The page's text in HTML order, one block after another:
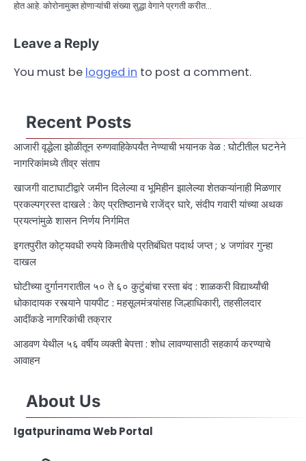
होत आहे. कोरोनामुक्त होणाऱ्यांची संख्या सुद्धा वेगाने प्रगती करीत…
Leave a Reply
You must be logged in to post a comment.
Recent Posts
आजारी वृद्धेला झोळीतून रुग्णवाहिकेपर्यंत नेण्याची भयानक वेळ : घोटीतील घटनेने
नागरिकांमध्ये तीव्र संताप
खाजगी वाटाघाटीद्वारे जमीन दिलेल्या व भूमिहीन झालेल्या शेतकऱ्यांनाही मिळणार
प्रकल्पग्रस्त दाखले : केए प्रतिष्ठानचे राजेंद्र घारे, संदीप गवारी यांच्या अथक
प्रयत्नांमुळे शासन निर्णय निर्गमित
इगतपुरीत कोट्यवधी रुपये किमतीचे प्रतिबंधित पदार्थ जप्त ; ४ जणांवर गुन्हा
दाखल
घोटीच्या दुर्गानगरातील ५० ते ६० कुटुंबांचा रस्ता बंद : शाळकरी विद्यार्थ्यांची
धोकादायक रस्त्याने पायपीट : महसूलमंत्र्यांसह जिल्हाधिकारी, तहसीलदार
आदींकडे नागरिकांची तक्रार
आडवण येथील ५६ वर्षीय व्यक्ती बेपत्ता : शोध लावण्यासाठी सहकार्य करण्याचे
आवाहन
About Us
Igatpurinama Web Portal